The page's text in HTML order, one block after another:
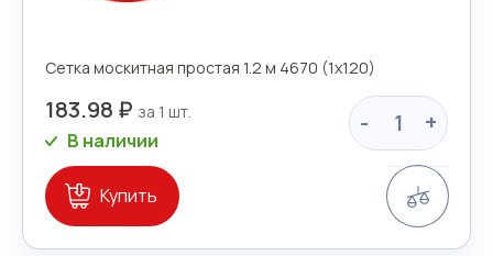
Сетка москитная простая 1.2 м 4670 (1х120)
183.98 ₽ - +
В наличии
Купить